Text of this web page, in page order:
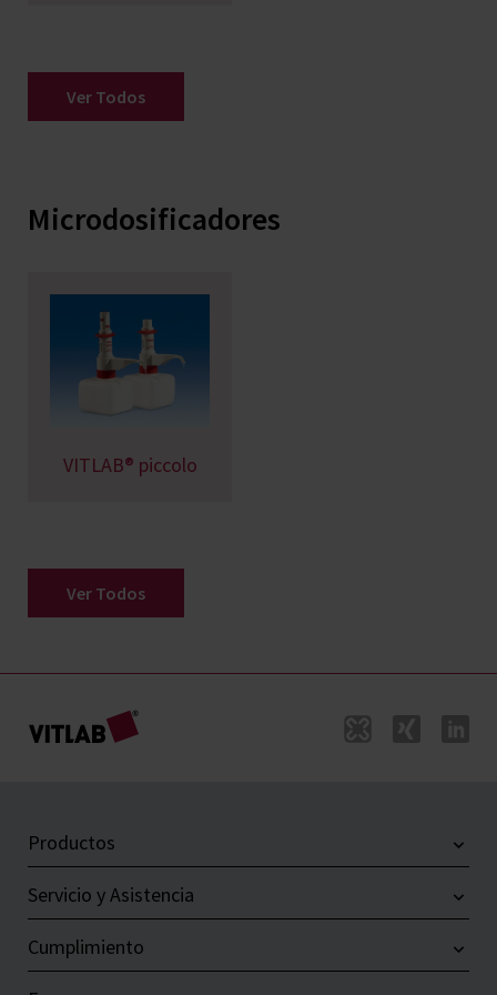
Ver Todos
Microdosificadores
VITLAB® piccolo
Ver Todos
Productos
Servicio y Asistencia
Cumplimiento